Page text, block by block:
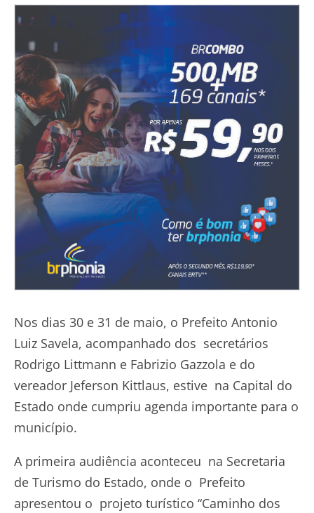
Nos dias 30 e 31 de maio, o Prefeito Antonio
Luiz Savela, acompanhado dos secretários
Rodrigo Littmann e Fabrizio Gazzola e do
vereador Jeferson Kittlaus, estive na Capital do
Estado onde cumpriu agenda importante para o
município.
A primeira audiência aconteceu na Secretaria
de Turismo do Estado, onde o Prefeito
apresentou o projeto turístico “Caminho dos